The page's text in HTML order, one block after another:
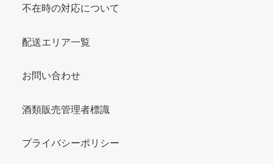
不在時の対応について
配送エリア一覧
お問い合わせ
酒類販売管理者標識
プライバシーポリシー